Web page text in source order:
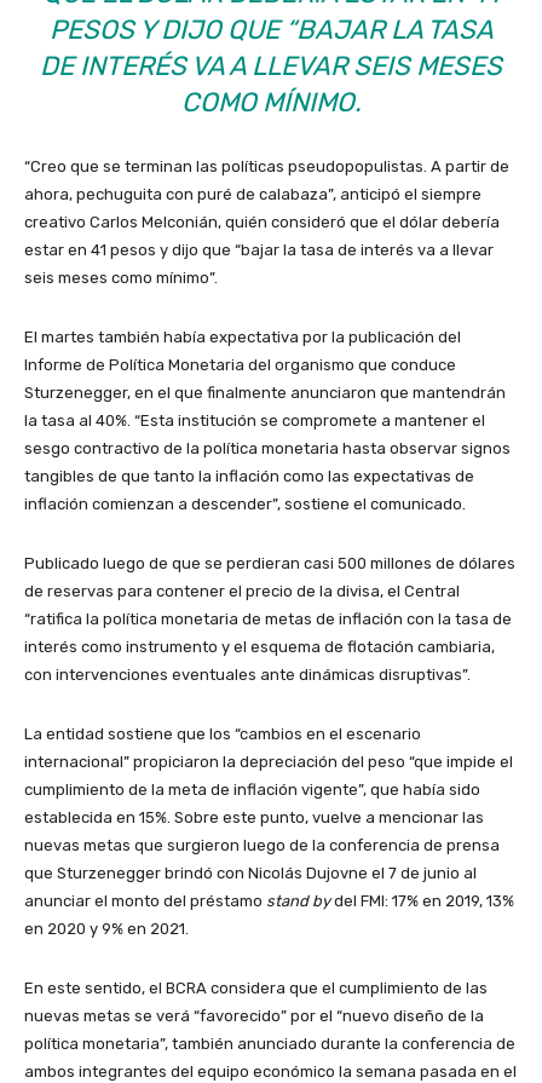
PESOS Y DIJO QUE “BAJAR LA TASA
DE INTERÉS VA A LLEVAR SEIS MESES
COMO MÍNIMO.
“Creo que se terminan las políticas pseudopopulistas. A partir de
ahora, pechuguita con puré de calabaza”, anticipó el siempre
creativo Carlos Melconián, quién consideró que el dólar debería
estar en 41 pesos y dijo que “bajar la tasa de interés va a llevar
seis meses como mínimo”.
El martes también había expectativa por la publicación del
Informe de Política Monetaria del organismo que conduce
Sturzenegger, en el que finalmente anunciaron que mantendrán
la tasa al 40%. “Esta institución se compromete a mantener el
sesgo contractivo de la política monetaria hasta observar signos
tangibles de que tanto la inflación como las expectativas de
inflación comienzan a descender”, sostiene el comunicado.
Publicado luego de que se perdieran casi 500 millones de dólares
de reservas para contener el precio de la divisa, el Central
“ratifica la política monetaria de metas de inflación con la tasa de
interés como instrumento y el esquema de flotación cambiaria,
con intervenciones eventuales ante dinámicas disruptivas”.
La entidad sostiene que los “cambios en el escenario
internacional” propiciaron la depreciación del peso “que impide el
cumplimiento de la meta de inflación vigente”, que había sido
establecida en 15%. Sobre este punto, vuelve a mencionar las
nuevas metas que surgieron luego de la conferencia de prensa
que Sturzenegger brindó con Nicolás Dujovne el 7 de junio al
anunciar el monto del préstamo stand bydel FMI: 17% en 2019, 13%
en 2020 y 9% en 2021.
En este sentido, el BCRA considera que el cumplimiento de las
nuevas metas se verá “favorecido” por el “nuevo diseño de la
política monetaria”, también anunciado durante la conferencia de
ambos integrantes del equipo económico la semana pasada en el